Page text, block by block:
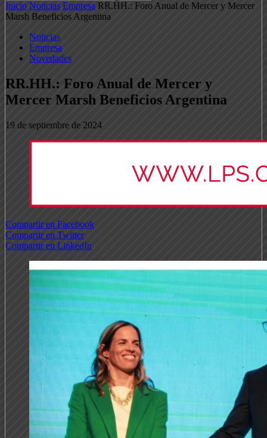
Inicio Noticias Empresa RR.HH.: Foro Anual de Mercer y Mercer
Marsh Beneficios Argentina
Noticias
Empresa
Novedades
RR.HH.: Foro Anual de Mercer y
Mercer Marsh Beneficios Argentina
19 de septiembre de 2024
Compartir en Facebook
Compartir en Twitter
Compartir en LinkedIn